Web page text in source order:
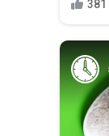
381